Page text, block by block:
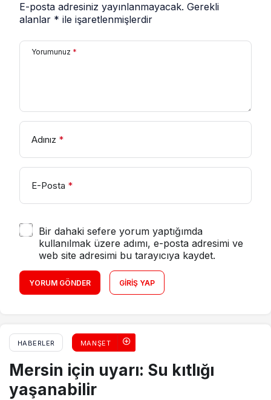
E-posta adresiniz yayınlanmayacak. Gerekli
alanlar * ile işaretlenmişlerdir
Yorumunuz *
Adınız *
E-Posta *
Bir dahaki sefere yorum yaptığımda
kullanılmak üzere adımı, e-posta adresimi ve
web site adresimi bu tarayıcıya kaydet.
YORUM GÖNDER GIRIŞ YAP
HABERLER MANŞET
Mersin için uyarı: Su kıtlığı
yaşanabilir